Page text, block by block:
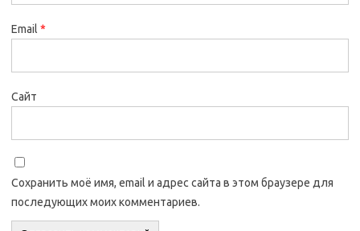
Email *
Сайт
Сохранить моё имя, email и адрес сайта в этом браузере для
последующих моих комментариев.